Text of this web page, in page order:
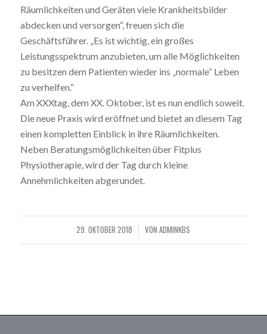
Räumlichkeiten und Geräten viele Krankheitsbilder
abdecken und versorgen“, freuen sich die
Geschäftsführer. „Es ist wichtig, ein großes
Leistungsspektrum anzubieten, um alle Möglichkeiten
zu besitzen dem Patienten wieder ins „normale“ Leben
zu verhelfen.“
Am XXXtag, dem XX. Oktober, ist es nun endlich soweit.
Die neue Praxis wird eröffnet und bietet an diesem Tag
einen kompletten Einblick in ihre Räumlichkeiten.
Neben Beratungsmöglichkeiten über Fitplus
Physiotherapie, wird der Tag durch kleine
Annehmlichkeiten abgerundet.
29. OKTOBER 2018
/ VONADMINKBS